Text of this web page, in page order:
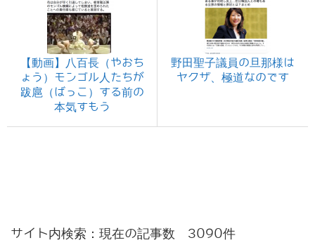
【動画】八百長（やおち
ょう）モンゴル人たちが
跋扈（ばっこ）する前の
本気すもう
野田聖子議員の旦那様は
ヤクザ、極道なのです
サイト内検索：現在の記事数 3090件